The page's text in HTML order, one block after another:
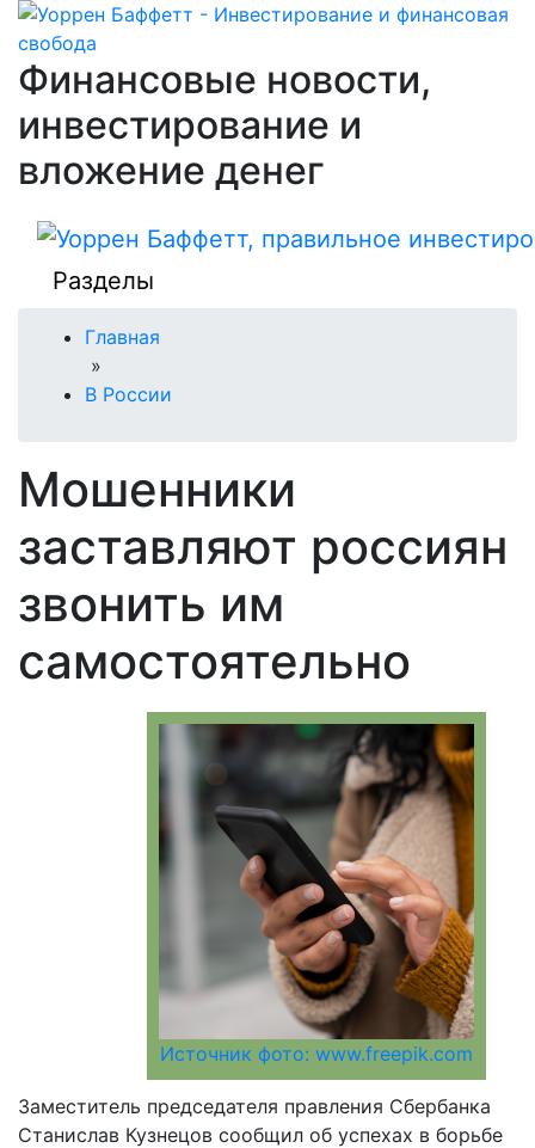
Финансовые новости,
инвестирование и
вложение денег
Разделы
Главная
»
В России
Мошенники
заставляют россиян
звонить им
самостоятельно
Источник фото: www.freepik.com
Заместитель председателя правления Сбербанка
Станислав Кузнецов сообщил об успехах в борьбе